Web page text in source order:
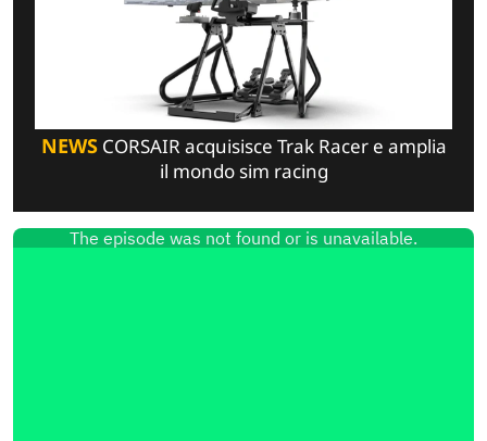
NEWSCORSAIR acquisisce Trak Racer e amplia
il mondo sim racing